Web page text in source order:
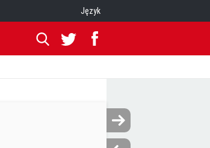
Język